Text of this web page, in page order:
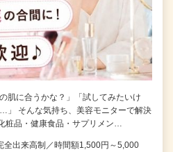
肌に合うかな？」「試してみたいけ
」 そんな気持ち、美容モニターで解決
粧品・健康食品・サプリメン…
全出来高制／時間額1,500円～5,000